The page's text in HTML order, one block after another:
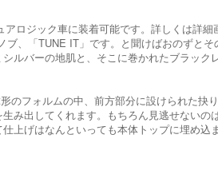
ロジック車に装着可能です。詳しくは詳細
、「TUNE IT」です。と聞けばおのずと
ルバーの地肌と、そこに巻かれたブラッ
のフォルムの中、前方部分に設けられた
み出してくれます。もちろん見逃せない
上げはなんといっても本体トップに埋め